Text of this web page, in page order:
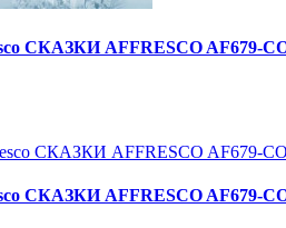
СКАЗКИ AFFRESCO AF679-
СКАЗКИ AFFRESCO AF679-